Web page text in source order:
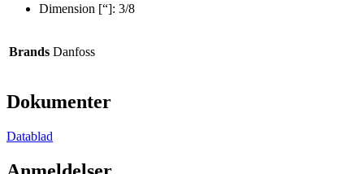
Dimension [“]: 3/8
Brands Danfoss
Dokumenter
Datablad